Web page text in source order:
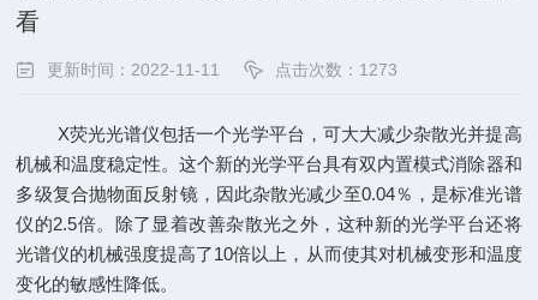
看
更新时间：2022-11-11 点击次数：1273
X荧光光谱仪包括一个光学平台，可大大减少杂散光并提高
机械和温度稳定性。这个新的光学平台具有双内置模式消除器和
多级复合抛物面反射镜，因此杂散光减少至0.04％，是标准光谱
仪的2.5倍。除了显着改善杂散光之外，这种新的光学平台还将
光谱仪的机械强度提高了10倍以上，从而使其对机械变形和温度
变化的敏感性降低。